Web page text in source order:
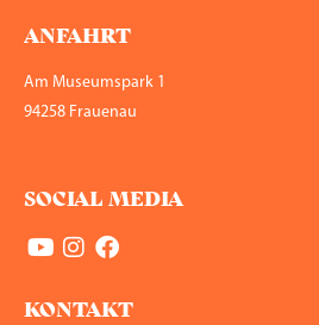
ANFAHRT
Am Museumspark 1
94258 Frauenau
SOCIAL MEDIA
KONTAKT